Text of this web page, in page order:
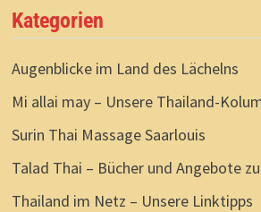
Kategorien
Augenblicke im Land des Lächelns
Mi allai may – Unsere Thailand-
Surin Thai Massage Saarlouis
Talad Thai – Bücher und Angebote
Thailand im Netz – Unsere Linktipps